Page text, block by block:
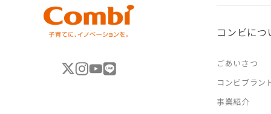
コンビにつ
ごあいさつ
コンビブラン
事業紹介